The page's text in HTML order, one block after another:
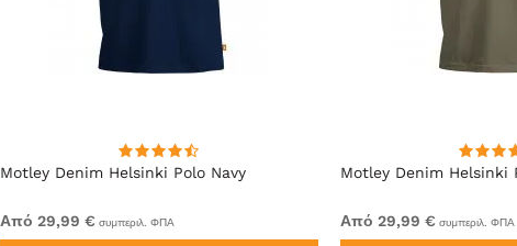
Motley Denim Helsinki Polo Navy
Από 29,99 € συμπεριλ. ΦΠΑ
Motley Denim Helsinki
Από 29,99 € συμπεριλ. ΦΠΑ